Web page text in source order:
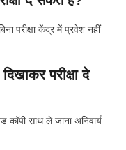
परीक्षा केंद्र में प्रवेश नहीं
परीक्षा दे
कॉपी साथ ले जाना अनिवार्य